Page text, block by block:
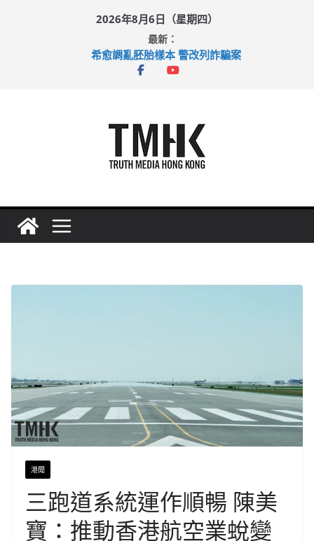
2026年8月6日（星期四）
最新：
希愈調亂胚胎樣本 警改列詐騙案
足球盛會次場激戰 祖雲達斯挫車路士
港聞
三跑道系統運作順暢 陳美
寶：推動香港航空業蛻變